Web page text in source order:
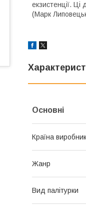
екзистенції.
(Марк
Основні
Країна виробник
Жанр
Вид палітурки